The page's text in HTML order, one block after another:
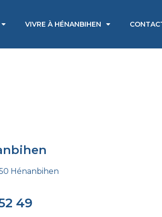
VIVRE À HÉNANBIHEN
Hénanbihen
49